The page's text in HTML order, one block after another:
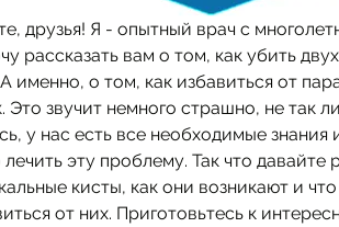
друзья! Я - опытный врач с
рассказать вам о том, как убить
именно, о том, как избавиться от
Это звучит немного страшно, не так
у нас есть все необходимые знания
эту проблему. Так что давайте
кисты, как они возникают и
от них. Приготовьтесь к